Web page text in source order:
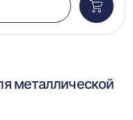
в
металлической